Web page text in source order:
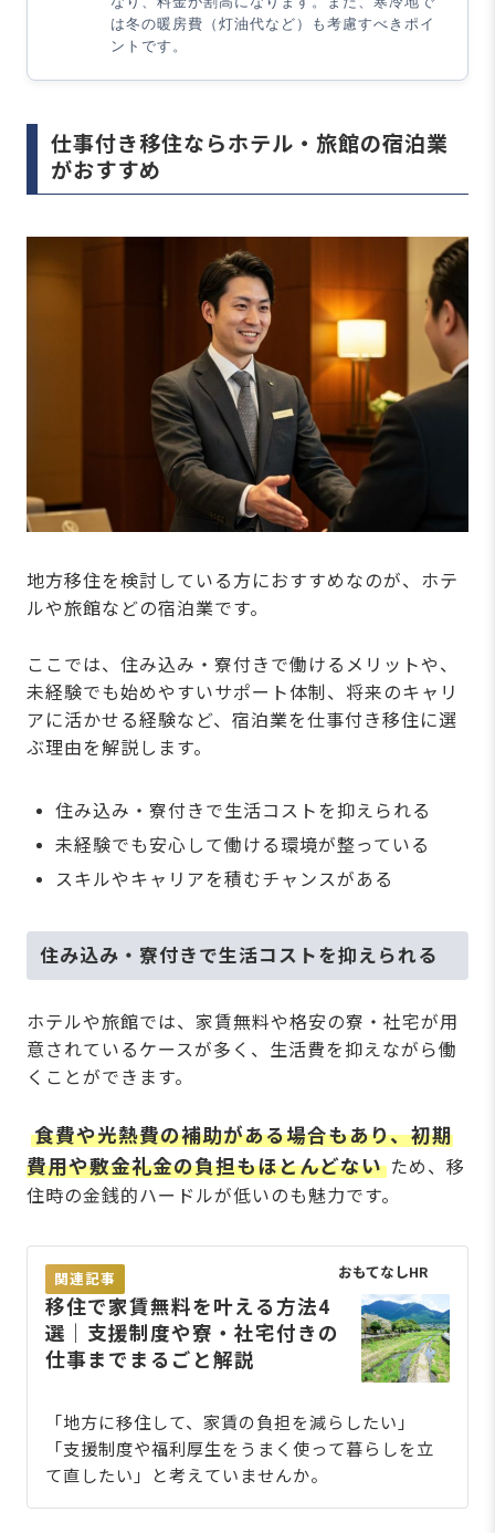
は冬の暖房費（灯油代など）も考慮すべきポイ
ントです。
仕事付き移住ならホテル・旅館の宿泊業
がおすすめ
地方移住を検討している方におすすめなのが、ホテ
ルや旅館などの宿泊業です。
ここでは、住み込み・寮付きで働けるメリットや、
未経験でも始めやすいサポート体制、将来のキャリ
アに活かせる経験など、宿泊業を仕事付き移住に選
ぶ理由を解説します。
住み込み・寮付きで生活コストを抑えられる
未経験でも安心して働ける環境が整っている
スキルやキャリアを積むチャンスがある
住み込み・寮付きで生活コストを抑えられる
ホテルや旅館では、家賃無料や格安の寮・社宅が用
意されているケースが多く、生活費を抑えながら働
くことができます。
食費や光熱費の補助がある場合もあり、初期
費用や敷金礼金の負担もほとんどない ため、移
住時の金銭的ハードルが低いのも魅力です。
関連記事 おもてなしHR
移住で家賃無料を叶える方法4
選｜支援制度や寮・社宅付きの
仕事までまるごと解説
「地方に移住して、家賃の負担を減らしたい」
「支援制度や福利厚生をうまく使って暮らしを立
て直したい」と考えていませんか。